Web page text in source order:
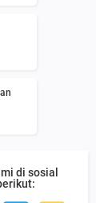
di sosial